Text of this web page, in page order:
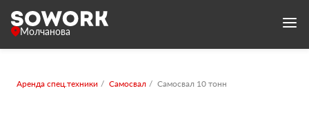
Молчанова
Аренда спец.техники Самосвал Самосвал 10 тонн